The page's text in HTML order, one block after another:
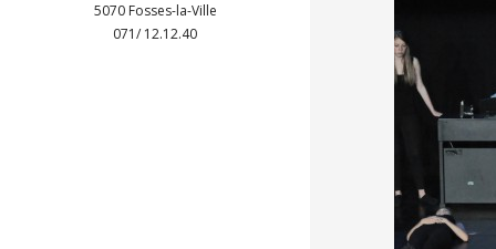
5070 Fosses-la-Ville
071/ 12.12.40